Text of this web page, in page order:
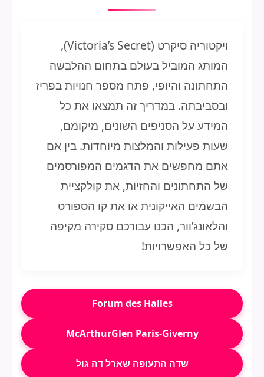
ויקטוריה סיקרט (Victoria’s Secret),
המותג המוביל בעולם בתחום ההלבשה
התחתונה והיופי, פתח מספר חנויות בפריז
ובסביבתה. במדריך זה תמצאו את כל
המידע על הסניפים השונים, מיקומם,
שעות פעילות והמלצות מיוחדות. בין אם
אתם מחפשים את הדגמים המפורסמים
של התחתונים והחזיות, את קולקציית
הבשמים האייקונית או את קו הספורט
והלאונג’וור, הכנו עבורכם סקירה מקיפה
של כל האפשרויות!
Forum des Halles
McArthurGlen Paris-Giverny
שדה התעופה שארל דה גול